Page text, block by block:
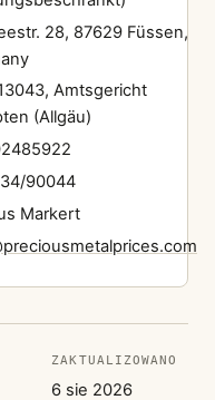
28, 87629 Füssen,
Amtsgericht
(Allgäu)
90044
Markert
ZAKTUALIZOWANO
6 sie 2026